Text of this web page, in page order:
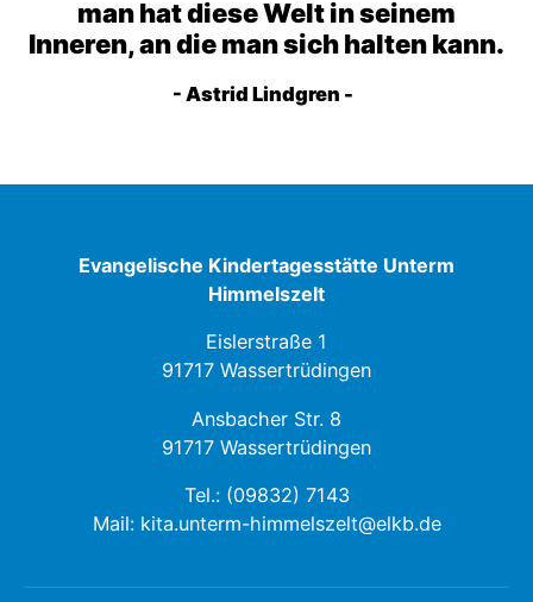
man hat diese Welt in seinem
Inneren, an die man sich halten kann.
- Astrid Lindgren -
Evangelische Kindertagesstätte Unterm
Himmelszelt
Eislerstraße 1
91717 Wassertrüdingen
Ansbacher Str. 8
91717 Wassertrüdingen
Tel.: (09832) 7143
Mail: kita.unterm-himmelszelt@elkb.de